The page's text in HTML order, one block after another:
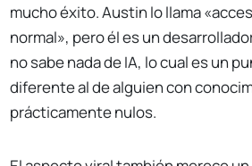
mucho éxito. Austin lo llama
normal», pero él es un
no sabe nada de IA, lo cual es un
diferente al de alguien con
prácticamente nulos.